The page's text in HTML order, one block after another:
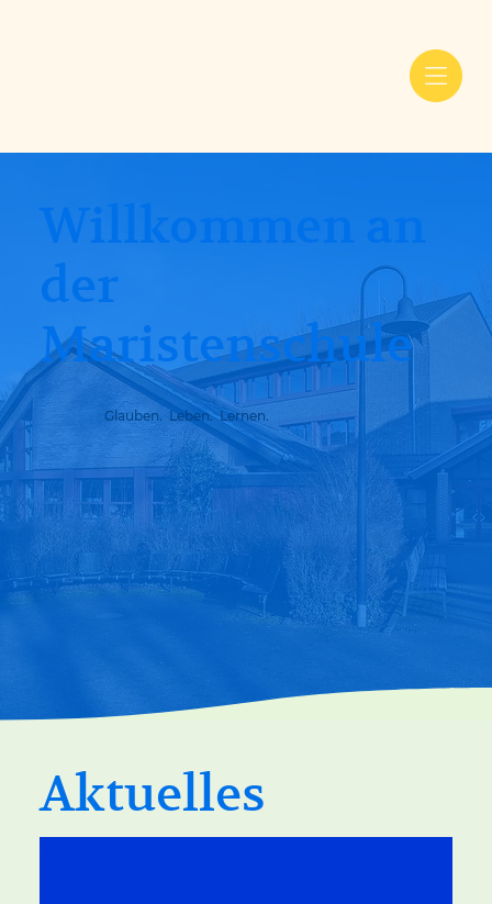
Willkommen an
der
Maristenschule
Glauben. Leben. Lernen.
Aktuelles